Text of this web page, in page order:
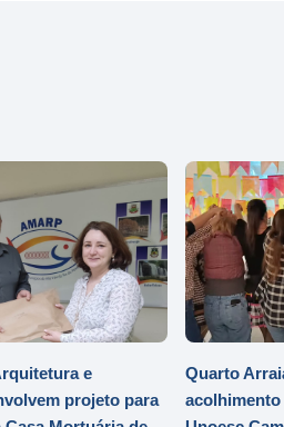
e
projeto para
Quarto